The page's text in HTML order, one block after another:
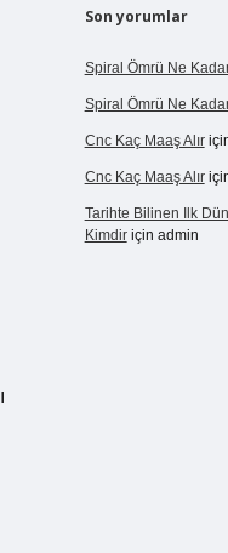
Son yorumlar
Spiral Ömrü Ne
Spiral Ömrü Ne
Cnc Kaç Maaş Alır
Cnc Kaç Maaş Alır
Tarihte Bilinen Ilk
Kimdiriçin admin